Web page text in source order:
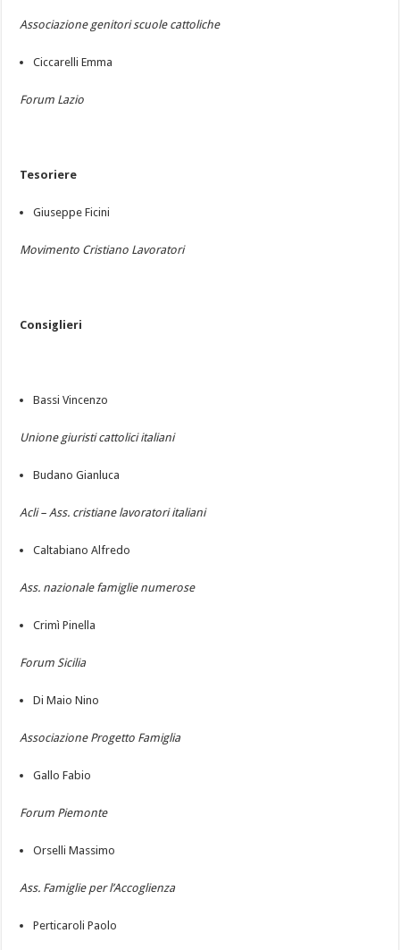
Associazione genitori scuole cattoliche
Ciccarelli Emma
Forum Lazio
Tesoriere
Giuseppe Ficini
Movimento Cristiano Lavoratori
Consiglieri
Bassi Vincenzo
Unione giuristi cattolici italiani
Budano Gianluca
Acli – Ass. cristiane lavoratori italiani
Caltabiano Alfredo
Ass. nazionale famiglie numerose
Crimì Pinella
Forum Sicilia
Di Maio Nino
Associazione Progetto Famiglia
Gallo Fabio
Forum Piemonte
Orselli Massimo
Ass. Famiglie per l’Accoglienza
Perticaroli Paolo